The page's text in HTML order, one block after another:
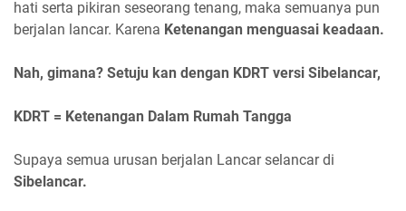
hati serta pikiran seseorang tenang, maka semuanya pun
berjalan lancar. Karena Ketenangan menguasai keadaan.
Nah, gimana? Setuju kan dengan KDRT versi Sibelancar,
KDRT = Ketenangan Dalam Rumah Tangga
Supaya semua urusan berjalan Lancar selancar di
Sibelancar.